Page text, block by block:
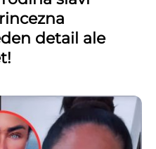
detail ale